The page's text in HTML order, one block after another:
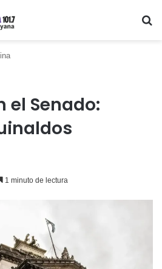
el Senado:
1 minuto de lectura